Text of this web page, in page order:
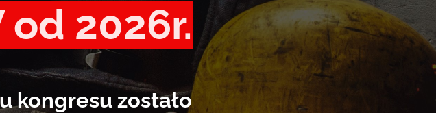
od 2026r.
kongresu zostało